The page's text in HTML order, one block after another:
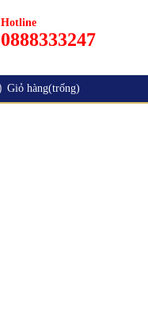
Hotline
0888333247
Giỏ hàng(trống)